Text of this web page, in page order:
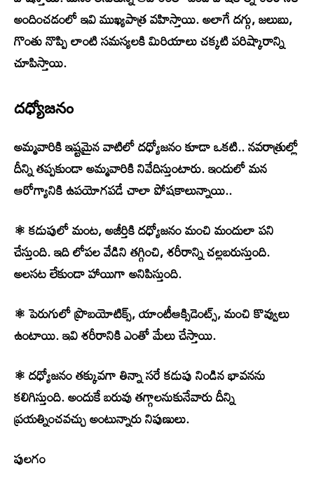
అందించడంలో ఇవి ముఖ్యపాత్ర వహిస్తాయి. అలాగే దగ్గు, జలుబు,
గొంతు నొప్పి లాంటి సమస్యలకి మిరియాలు చక్కటి పరిష్కారాన్ని
చూపిస్తాయి.
దధ్యోజనం
అమ్మవారికి ఇష్టమైన వాటిలో దధ్యోజనం కూడా ఒకటి.. నవరాత్రుల్లో
దీన్ని తప్పకుండా అమ్మవారికి నివేదిస్తుంటారు. ఇందులో మన
ఆరోగ్యానికి ఉపయోగపడే చాలా పోషకాలున్నాయి..
⚛ కడుపులో మంట, అజీర్తికి దధ్యోజనం మంచి మందులా పని
చేస్తుంది. ఇది లోపల వేడిని తగ్గించి, శరీరాన్ని చల్లబరుస్తుంది.
అలసట లేకుండా హాయిగా అనిపిస్తుంది.
⚛ పెరుగులో ప్రొబయోటిక్స్, యాంటీఆక్సిడెంట్స్, మంచి కొవ్వులు
ఉంటాయి. ఇవి శరీరానికి ఎంతో మేలు చేస్తాయి.
⚛ దధ్యోజనం తక్కువగా తిన్నా సరే కడుపు నిండిన భావనను
కలిగిస్తుంది. అందుకే బరువు తగ్గాలనుకునేవారు దీన్ని
ప్రయత్నించవచ్చు అంటున్నారు నిపుణులు.
పులగం